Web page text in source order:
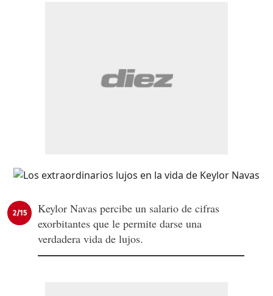
2/15
Keylor Navas percibe un salario de cifras
exorbitantes que le permite darse una
verdadera vida de lujos.